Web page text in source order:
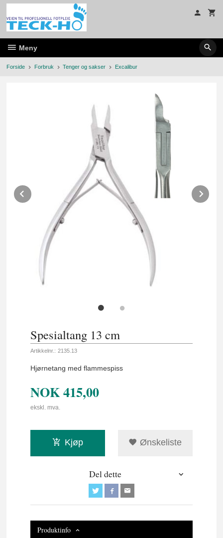
Gå
innholdet
Meny
Forside Forbruk Tenger og sakser Excalibur
Prev
Spesialtang 13 cm
Artikkelnr.: 2135.13
Hjørnetang med flammespiss
NOK415,00
ekskl. mva.
Kjøp Ønskeliste
Del dette
Produktinfo